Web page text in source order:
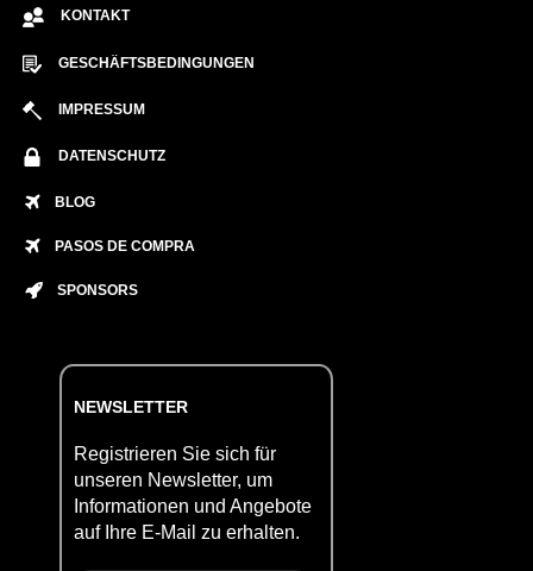
KONTAKT
GESCHÄFTSBEDINGUNGEN
IMPRESSUM
DATENSCHUTZ
BLOG
PASOS DE COMPRA
SPONSORS
NEWSLETTER
Registrieren Sie sich für
unseren Newsletter, um
Informationen und Angebote
auf Ihre E-Mail zu erhalten.